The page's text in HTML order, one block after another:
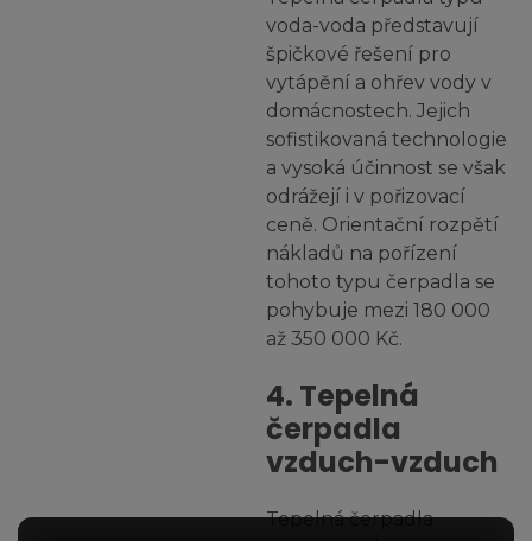
voda-voda představují
špičkové řešení pro
vytápění a ohřev vody v
domácnostech. Jejich
sofistikovaná technologie
a vysoká účinnost se však
odrážejí i v pořizovací
ceně. Orientační rozpětí
nákladů na pořízení
tohoto typu čerpadla se
pohybuje mezi 180 000
až 350 000 Kč.
4. Tepelná
čerpadla
vzduch-vzduch
Tepelná čerpadla